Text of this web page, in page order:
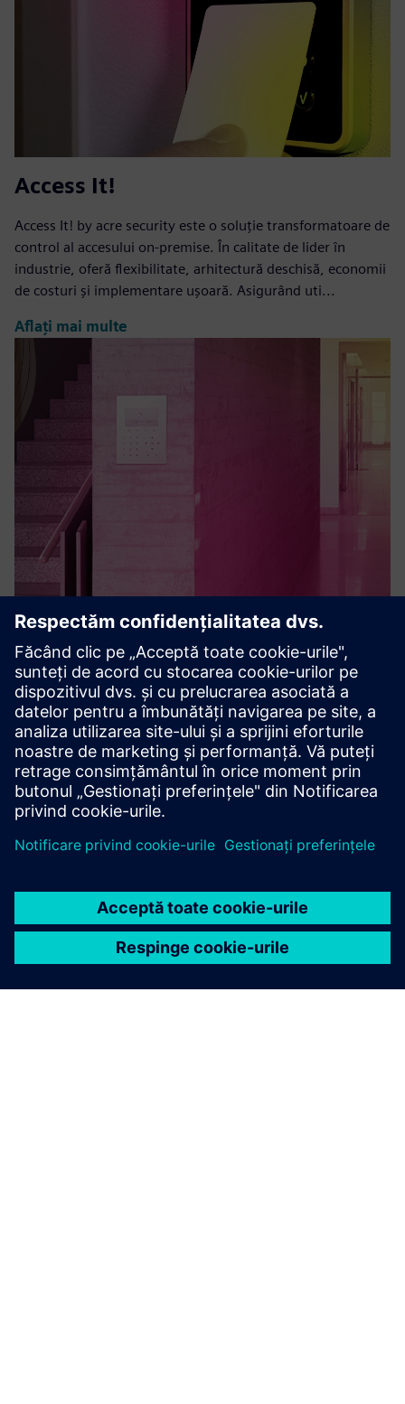
Access It!
Access It! by acre security este o soluție transformatoare de
control al accesului on-premise. În calitate de lider în
industrie, oferă flexibilitate, arhitectură deschisă, economii
de costuri și implementare ușoară. Asigurând uti...
Aflați mai multe
SPC intruder detection
Sistemul de detectare a intrușilor SPC de la acre security
oferă soluții de securitate robuste și fiabile. Acest sistem
puternic vă protejează afacerea și activele cu funcționalitate
inovatoare de gestionare a alarmelor. Aveți înc...
Aflați mai multe